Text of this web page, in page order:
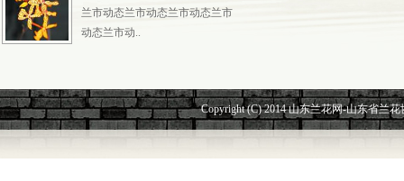
兰市动态兰市动态兰市动态兰市
动态兰市动..
Copyright (C) 2014 山东兰花网-山东省兰